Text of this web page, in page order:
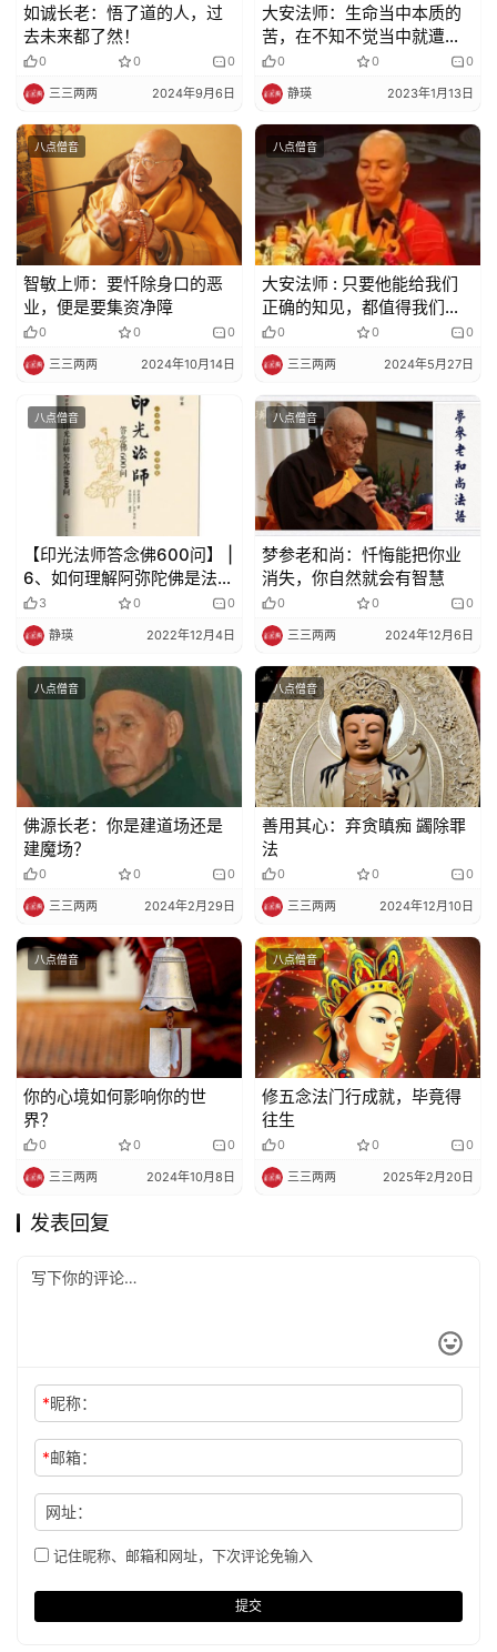
免
责
声
明
如诚长老：悟了道的人，过
去未来都了然！
0 0 0
三三两两 2024年9月6日
大安法师：生命当中本质的
苦，在不知不觉当中就遭受
到逼恼
0 0 0
静瑛 2023年1月13日
八点僧音
智敏上师：要忏除身口的恶
业，便是要集资净障
0 0 0
三三两两 2024年10月14日
八点僧音
大安法师 : 只要他能给我们
正确的知见，都值得我们尊
重。你不要去找善知识的毛
病
0 0 0
三三两两 2024年5月27日
八点僧音
【印光法师答念佛600问】 |
6、如何理解阿弥陀佛是法界
藏身？
3 0 0
静瑛 2022年12月4日
八点僧音
梦参老和尚：忏悔能把你业
消失，你自然就会有智慧
0 0 0
三三两两 2024年12月6日
八点僧音
佛源长老：你是建道场还是
建魔场？
0 0 0
三三两两 2024年2月29日
八点僧音
善用其心：弃贪瞋痴 蠲除罪
法
0 0 0
三三两两 2024年12月10日
八点僧音
你的心境如何影响你的世
界？
0 0 0
三三两两 2024年10月8日
八点僧音
修五念法门行成就，毕竟得
往生
0 0 0
三三两两 2025年2月20日
发表回复
*昵称：
*邮箱：
网址：
记住昵称、邮箱和网址，下次评论免输入
提交